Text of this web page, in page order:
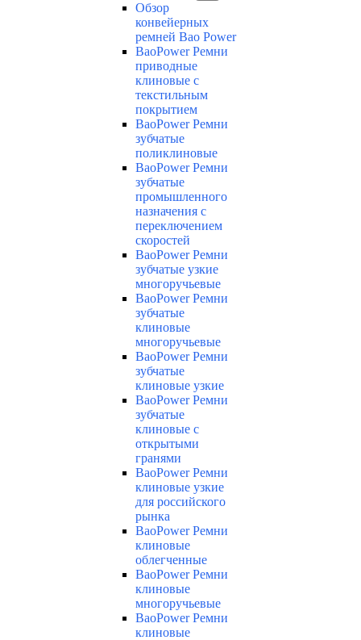
Обзор
конвейерных
ремней Bao Power
BaoPower Ремни
приводные
клиновые с
текстильным
покрытием
BaoPower Ремни
зубчатые
поликлиновые
BaoPower Ремни
зубчатые
промышленного
назначения с
переключением
скоростей
BaoPower Ремни
зубчатые узкие
многоручьевые
BaoPower Ремни
зубчатые
клиновые
многоручьевые
BaoPower Ремни
зубчатые
клиновые узкие
BaoPower Ремни
зубчатые
клиновые с
открытыми
гранями
BaoPower Ремни
клиновые узкие
для российского
рынка
BaoPower Ремни
клиновые
облегченные
BaoPower Ремни
клиновые
многоручьевые
BaoPower Ремни
клиновые